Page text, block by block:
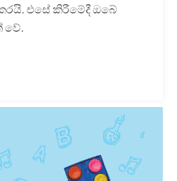
එසේ කිරීමේදී ඔබේ
වේ.